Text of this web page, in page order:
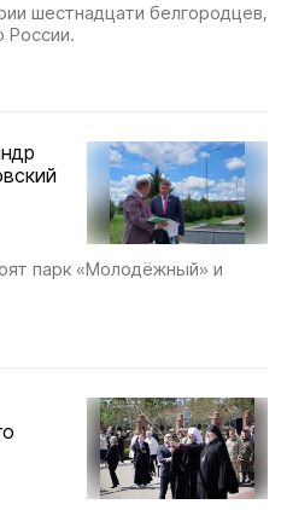
шестнадцати белгородцев,
России.
парк «Молодёжный» и